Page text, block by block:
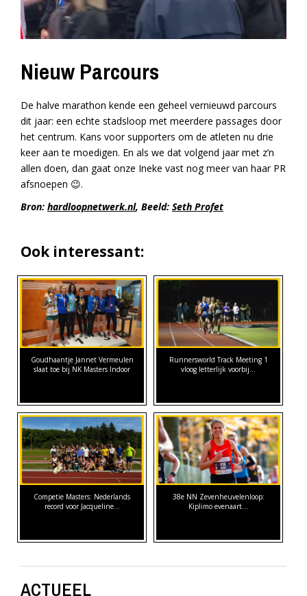
Nieuw Parcours
De halve marathon kende een geheel vernieuwd parcours
dit jaar: een echte stadsloop met meerdere passages door
het centrum. Kans voor supporters om de atleten nu drie
keer aan te moedigen. En als we dat volgend jaar met z’n
allen doen, dan gaat onze Ineke vast nog meer van haar PR
afsnoepen 😉.
Bron: hardloopnetwerk.nl, Beeld: Seth Profet
Ook interessant:
Goudhaantje Jannet Vermeulen
slaat toe bij NK Masters Indoor
Runnersworld Track Meeting 1
vloog letterlijk voorbij...
Competie Masters: Nederlands
record voor Jacqueline…
38e NN Zevenheuvelenloop:
Kiplimo evenaart…
ACTUEEL